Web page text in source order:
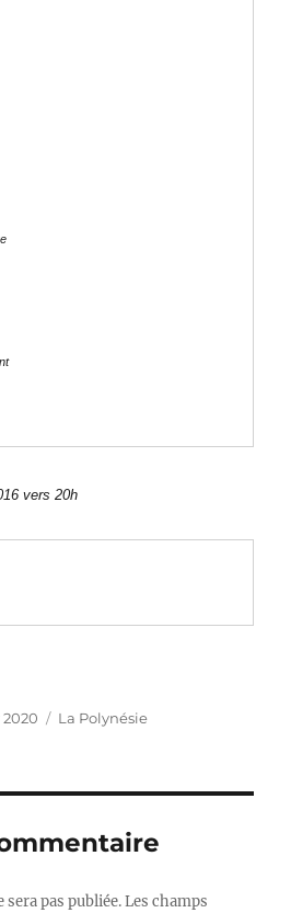
vers 20h
Catégories
La Polynésie
pas publiée. Les champs